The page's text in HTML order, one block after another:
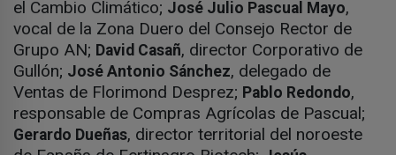
el Cambio Climático; José Julio Pascual Mayo,
vocal de la Zona Duero del Consejo Rector de
Grupo AN; David Casañ, director Corporativo de
Gullón; José Antonio Sánchez, delegado de
Ventas de Florimond Desprez; Pablo Redondo,
responsable de Compras Agrícolas de Pascual;
Gerardo Dueñas, director territorial del noroeste